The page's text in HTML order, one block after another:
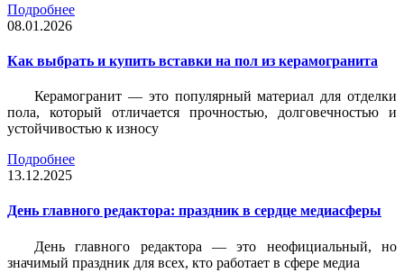
Подробнее
08.01.2026
Как выбрать и купить вставки на пол из керамогранита
Керамогранит — это популярный материал для отделки
пола, который отличается прочностью, долговечностью и
устойчивостью к износу
Подробнее
13.12.2025
День главного редактора: праздник в сердце медиасферы
День главного редактора — это неофициальный, но
значимый праздник для всех, кто работает в сфере медиа